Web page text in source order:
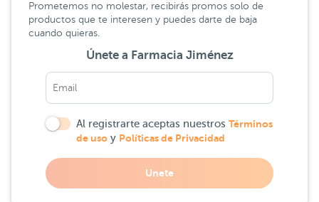
Prometemos no molestar, recibirás promos solo de
productos que te interesen y puedes darte de baja
cuando quieras.
Únete a Farmacia Jiménez
Al registrarte aceptas nuestros Términos
de uso y Políticas de Privacidad
Unete